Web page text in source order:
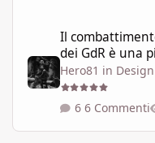
Il
dei GdR è una
Hero81 in
6 Commenti